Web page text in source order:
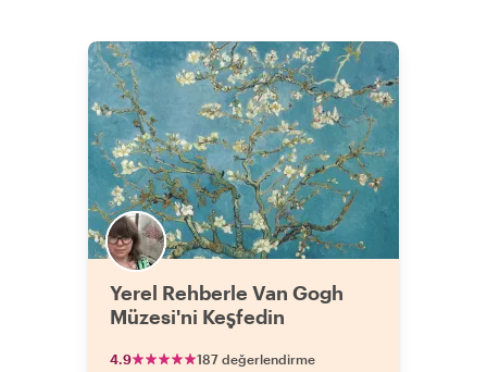
Yerel Rehberle Van Gogh
Müzesi'ni Keşfedin
4.9 187 değerlendirme